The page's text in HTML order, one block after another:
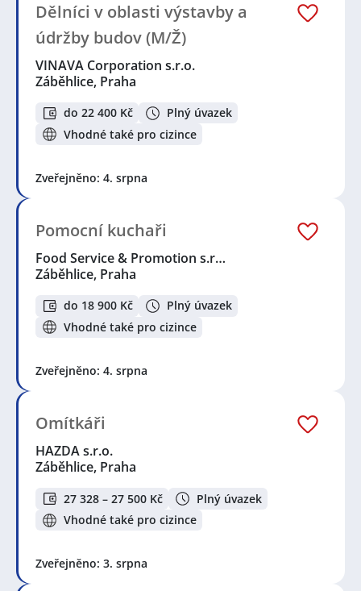
Dělníci v oblasti výstavby a
údržby budov (M/Ž)
VINAVA Corporation s.r.o.
Záběhlice, Praha
do 22 400 Kč
Plný úvazek
Vhodné také pro cizince
Zveřejněno: 4. srpna
Pomocní kuchaři
Food Service & Promotion s.r…
Záběhlice, Praha
do 18 900 Kč
Plný úvazek
Vhodné také pro cizince
Zveřejněno: 4. srpna
Omítkáři
HAZDA s.r.o.
Záběhlice, Praha
27 328 – 27 500 Kč
Plný úvazek
Vhodné také pro cizince
Zveřejněno: 3. srpna